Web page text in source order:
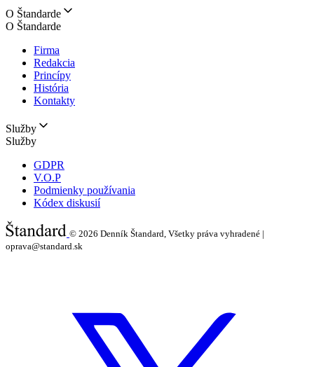
O Štandarde
O Štandarde
Firma
Redakcia
Princípy
História
Kontakty
Služby
Služby
GDPR
V.O.P
Podmienky používania
Kódex diskusií
© 2026 Denník Štandard, Všetky práva vyhradené |
oprava@standard.sk